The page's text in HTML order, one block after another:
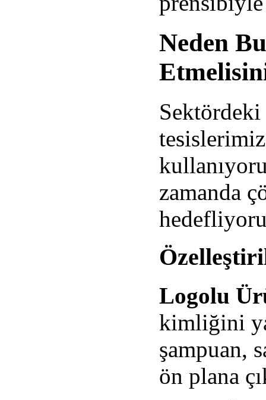
Neden
zamanda
Logolu
kimliğini
şampuan,
ön plana